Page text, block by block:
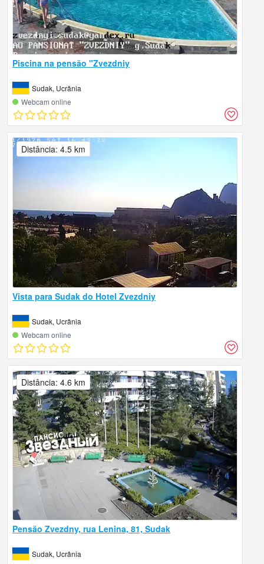
Piscina na pensão "Zvezdniy
Sudak, Ucrânia
Webcam online
Vista para Sudak do Hotel Zvezdniy
Sudak, Ucrânia
Webcam online
Distância: 4.5 km
Pensão Zvezdny, rua Lenina, 81, Sudak
Sudak, Ucrânia
Distância: 4.6 km